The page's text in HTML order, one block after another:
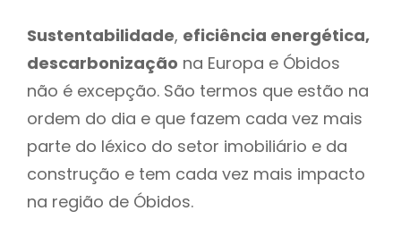
Sustentabilidade, eficiência energética,
descarbonização na Europa e Óbidos
não é excepção. São termos que estão na
ordem do dia e que fazem cada vez mais
parte do léxico do setor imobiliário e da
construção e tem cada vez mais impacto
na região de Óbidos.